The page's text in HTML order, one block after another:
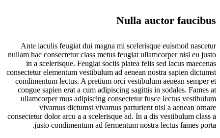
Nulla auctor faucibus
Ante iaculis feugiat dui magna mi scelerisque euismod nascetur
nullam hac consectetur class metus feugiat ullamcorper nisl eu justo
in a scelerisque. Feugiat sociis platea felis sed lacus maecenas
consectetur elementum vestibulum ad aenean nostra sapien dictumst
condimentum lectus. A pretium orci vestibulum aenean semper et
congue sapien erat a cum adipiscing sagittis in sodales. Fames at
ullamcorper mus adipiscing consectetur fusce lectus vestibulum
vivamus dictumst vivamus parturient nisl a aenean ornare
consectetur dolor arcu a a scelerisque ad. In a dis vestibulum class a
justo condimentum ad fermentum nostra lectus fames porta.